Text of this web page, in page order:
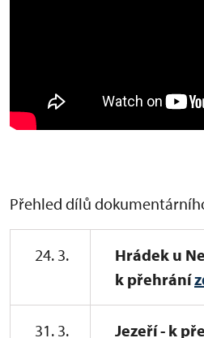
Přehled dílů
24. 3.
Hrádek u
k přehrání
31. 3. Jezeří - k